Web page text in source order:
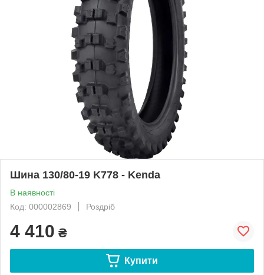
Шина 130/80-19 K778 - Kenda
В наявності
Код: 000002869
Роздріб
4 410 ₴
Купити